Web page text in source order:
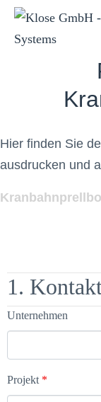
Hier finden Sie
ausdrucken und
1.
Unternehmen
Projekt *